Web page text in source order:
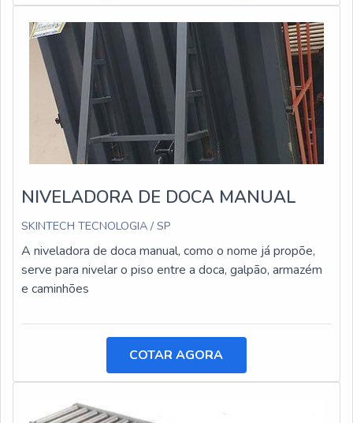
NIVELADORA DE DOCA MANUAL
SKINTECH TECNOLOGIA / SP
A niveladora de doca manual, como o nome já propõe,
serve para nivelar o piso entre a doca, galpão, armazém
e caminhões
COTAR AGORA